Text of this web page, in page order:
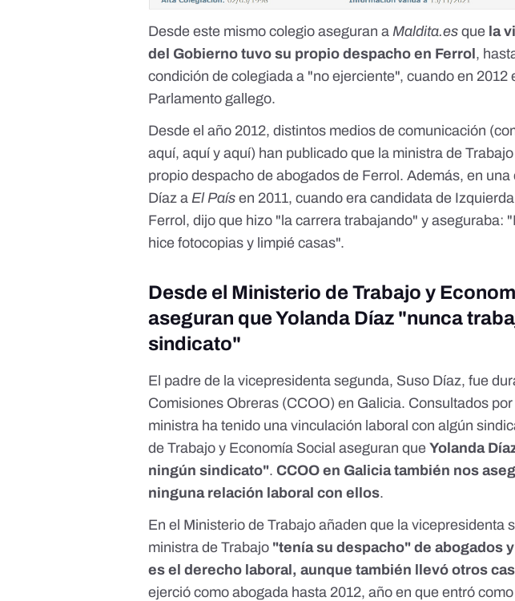
Desde este mismo colegio aseguran aMaldita.esque la
del Gobierno tuvo su propio despacho en Ferrol ,
condición de colegiada a "no ejerciente", cuando en 2012
Parlamento gallego.
Desde el año 2012, distintos medios de comunicación
aquí,aquíyaquí) han publicado que la ministra de
propio despacho de abogados de Ferrol. Además, en
Díaz aEl País en 2011, cuando era candidata de
Ferrol, dijo que hizo "la carrera trabajando" y aseguraba: "
hice fotocopias y limpié casas".
Desde el Ministerio de Trabajo y
aseguran que Yolanda Díaz "nunca
sindicato"
El padre de la vicepresidenta segunda, Suso Díaz, fue
Comisiones Obreras (CCOO) en Galicia. Consultados
ministra ha tenido una vinculación laboral con algún
de Trabajo y Economía Social aseguran queYolanda
ningún sindicato".CCOO en Galicia también nos
ninguna relación laboral con ellos.
En el Ministerio de Trabajo añaden que la vicepresidenta
ministra de Trabajo "tenía su despacho" de abogados
es el derecho laboral, aunque también llevó otros
ejerció como abogada hasta 2012, año en que entró como